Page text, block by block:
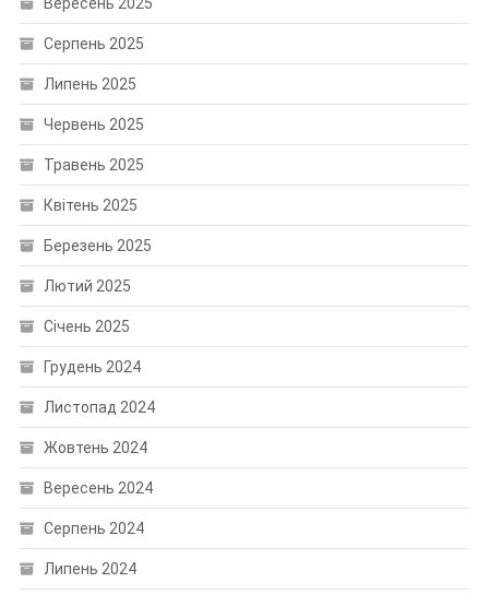
Вересень 2025
Серпень 2025
Липень 2025
Червень 2025
Травень 2025
Квітень 2025
Березень 2025
Лютий 2025
Січень 2025
Грудень 2024
Листопад 2024
Жовтень 2024
Вересень 2024
Серпень 2024
Липень 2024